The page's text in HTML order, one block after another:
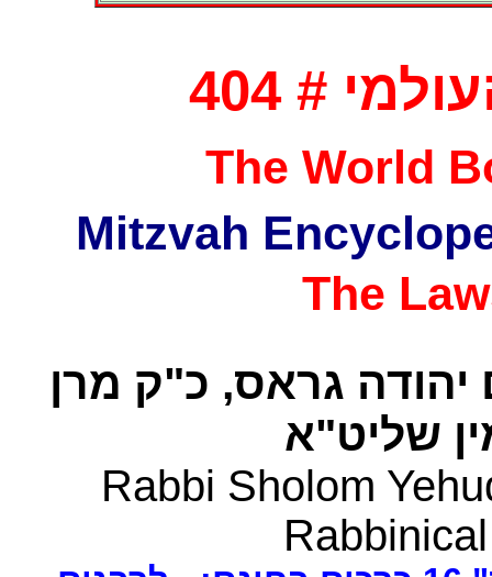
# 404
The World
The
גראס, כ"ק מרן
שליט"א
Rabbi Sholom